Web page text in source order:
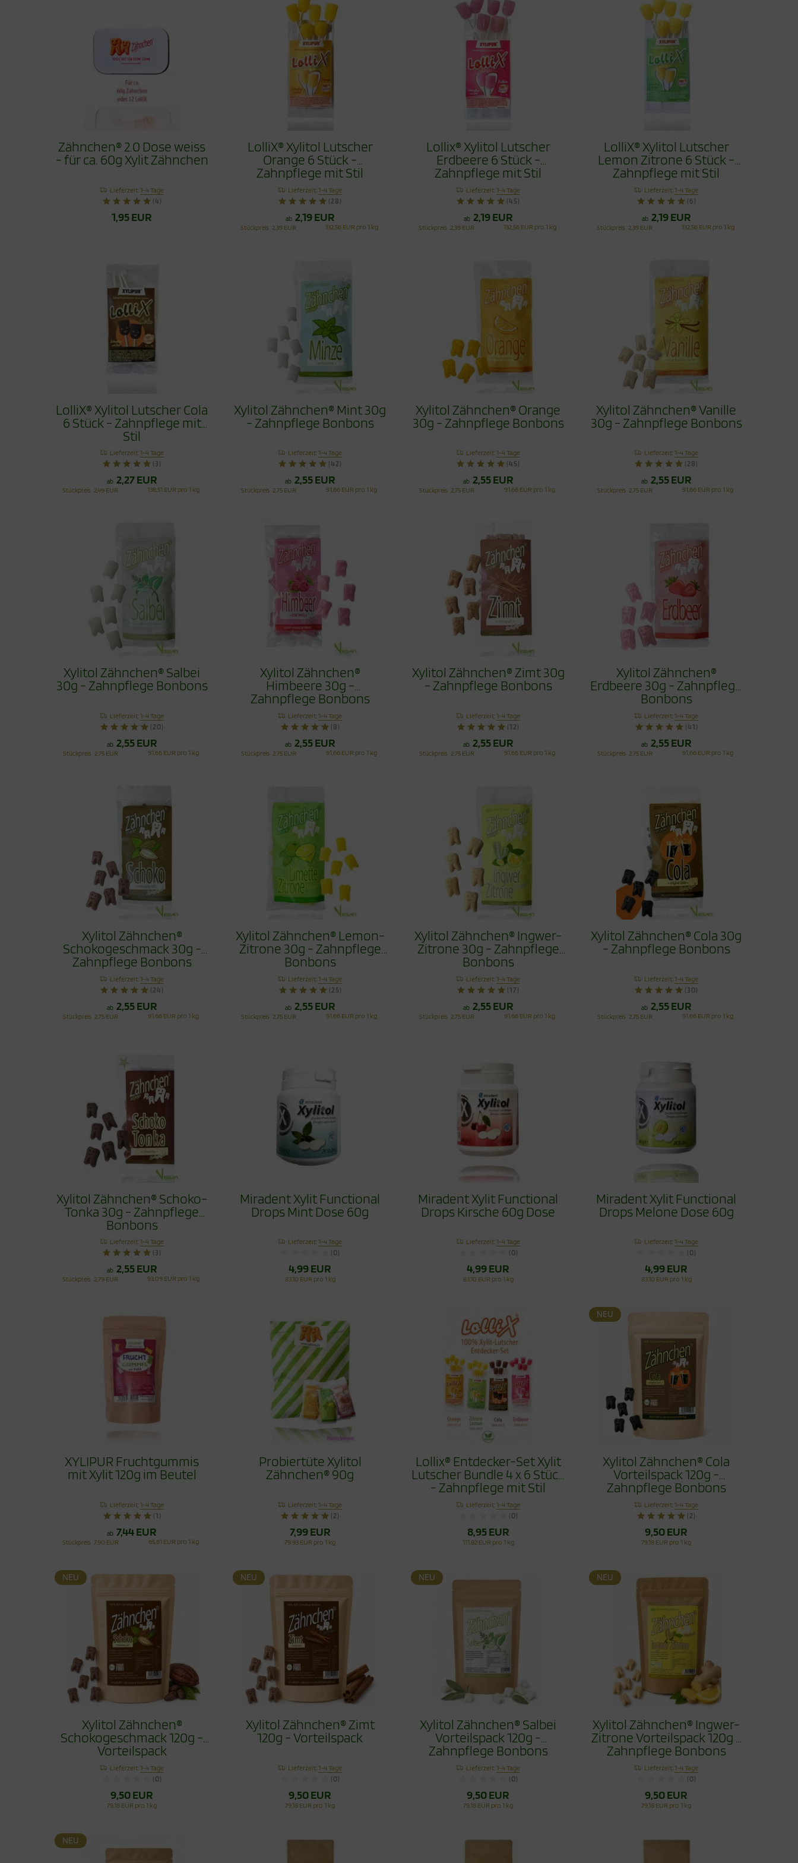
Zähnchen® 2.0 Dose weiss
- für ca. 60g Xylit Zähnchen
Lieferzeit:1-4 Tage
(4)
1,95 EUR
LolliX® Xylitol Lutscher
Orange 6 Stück -
Zahnpflege mit Stil
Lieferzeit:1-4 Tage
(28)
ab 2,19 EUR
Stückpreis 2,39 EUR 132,56 EUR pro 1 kg
Lollix® Xylitol Lutscher
Erdbeere 6 Stück -
Zahnpflege mit Stil
Lieferzeit:1-4 Tage
(45)
ab 2,19 EUR
Stückpreis 2,39 EUR 132,56 EUR pro 1 kg
LolliX® Xylitol Lutscher
Lemon Zitrone 6 Stück -
Zahnpflege mit Stil
Lieferzeit:1-4 Tage
(6)
ab 2,19 EUR
Stückpreis 2,39 EUR 132,56 EUR pro 1 kg
LolliX® Xylitol Lutscher Cola
6 Stück - Zahnpflege mit
Stil
Lieferzeit:1-4 Tage
(3)
ab 2,27 EUR
Stückpreis 2,49 EUR 138,51 EUR pro 1 kg
Xylitol Zähnchen® Mint 30g
- Zahnpflege Bonbons
Lieferzeit:1-4 Tage
(42)
ab 2,55 EUR
Stückpreis 2,75 EUR 91,66 EUR pro 1 kg
Xylitol Zähnchen® Orange
30g - Zahnpflege Bonbons
Lieferzeit:1-4 Tage
(45)
ab 2,55 EUR
Stückpreis 2,75 EUR 91,66 EUR pro 1 kg
Xylitol Zähnchen® Vanille
30g - Zahnpflege Bonbons
Lieferzeit:1-4 Tage
(28)
ab 2,55 EUR
Stückpreis 2,75 EUR 91,66 EUR pro 1 kg
Xylitol Zähnchen® Salbei
30g - Zahnpflege Bonbons
Lieferzeit:1-4 Tage
(20)
ab 2,55 EUR
Stückpreis 2,75 EUR 91,66 EUR pro 1 kg
Xylitol Zähnchen®
Himbeere 30g -
Zahnpflege Bonbons
Lieferzeit:1-4 Tage
(8)
ab 2,55 EUR
Stückpreis 2,75 EUR 91,66 EUR pro 1 kg
Xylitol Zähnchen® Zimt 30g
- Zahnpflege Bonbons
Lieferzeit:1-4 Tage
(12)
ab 2,55 EUR
Stückpreis 2,75 EUR 91,66 EUR pro 1 kg
Xylitol Zähnchen®
Erdbeere 30g - Zahnpflege
Bonbons
Lieferzeit:1-4 Tage
(41)
ab 2,55 EUR
Stückpreis 2,75 EUR 91,66 EUR pro 1 kg
Xylitol Zähnchen®
Schokogeschmack 30g -
Zahnpflege Bonbons
Lieferzeit:1-4 Tage
(24)
ab 2,55 EUR
Stückpreis 2,75 EUR 91,66 EUR pro 1 kg
Xylitol Zähnchen® Lemon-
Zitrone 30g - Zahnpflege
Bonbons
Lieferzeit:1-4 Tage
(25)
ab 2,55 EUR
Stückpreis 2,75 EUR 91,66 EUR pro 1 kg
Xylitol Zähnchen® Ingwer-
Zitrone 30g - Zahnpflege
Bonbons
Lieferzeit:1-4 Tage
(17)
ab 2,55 EUR
Stückpreis 2,75 EUR 91,66 EUR pro 1 kg
Xylitol Zähnchen® Cola 30g
- Zahnpflege Bonbons
Lieferzeit:1-4 Tage
(30)
ab 2,55 EUR
Stückpreis 2,75 EUR 91,66 EUR pro 1 kg
Xylitol Zähnchen® Schoko-
Tonka 30g - Zahnpflege
Bonbons
Lieferzeit:1-4 Tage
(3)
ab 2,55 EUR
Stückpreis 2,79 EUR 93,09 EUR pro 1 kg
Miradent Xylit Functional
Drops Mint Dose 60g
Lieferzeit:1-4 Tage
(0)
4,99 EUR
83,10 EUR pro 1 kg
Miradent Xylit Functional
Drops Kirsche 60g Dose
Lieferzeit:1-4 Tage
(0)
4,99 EUR
83,10 EUR pro 1 kg
Miradent Xylit Functional
Drops Melone Dose 60g
Lieferzeit:1-4 Tage
(0)
4,99 EUR
83,10 EUR pro 1 kg
XYLIPUR Fruchtgummis
mit Xylit 120g im Beutel
Lieferzeit:1-4 Tage
(1)
ab 7,44 EUR
Stückpreis 7,90 EUR 65,81 EUR pro 1 kg
Probiertüte Xylitol
Zähnchen® 90g
Lieferzeit:1-4 Tage
(2)
7,99 EUR
79,93 EUR pro 1 kg
Lollix® Entdecker-Set Xylit
Lutscher Bundle 4 x 6 Stück
- Zahnpflege mit Stil
Lieferzeit:1-4 Tage
(0)
8,95 EUR
111,82 EUR pro 1 kg
NEU
Xylitol Zähnchen® Cola
Vorteilspack 120g -
Zahnpflege Bonbons
Lieferzeit:1-4 Tage
(2)
9,50 EUR
79,18 EUR pro 1 kg
NEU
Xylitol Zähnchen®
Schokogeschmack 120g -
Vorteilspack
Lieferzeit:1-4 Tage
(0)
9,50 EUR
79,18 EUR pro 1 kg
NEU
Xylitol Zähnchen® Zimt
120g - Vorteilspack
Lieferzeit:1-4 Tage
(0)
9,50 EUR
79,18 EUR pro 1 kg
NEU
Xylitol Zähnchen® Salbei
Vorteilspack 120g -
Zahnpflege Bonbons
Lieferzeit:1-4 Tage
(0)
9,50 EUR
79,18 EUR pro 1 kg
NEU
Xylitol Zähnchen® Ingwer-
Zitrone Vorteilspack 120g -
Zahnpflege Bonbons
Lieferzeit:1-4 Tage
(0)
9,50 EUR
79,18 EUR pro 1 kg
NEU